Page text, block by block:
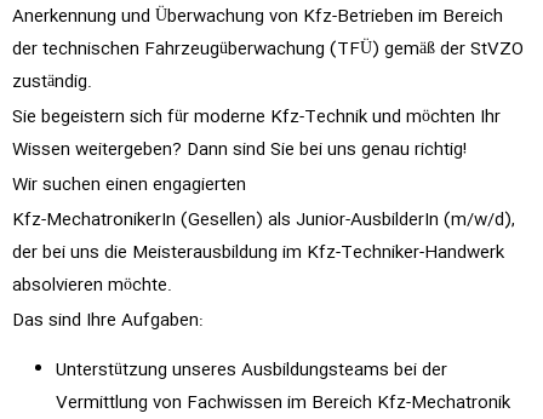
Anerkennung und Überwachung von Kfz-Betrieben im Bereich
der technischen Fahrzeugüberwachung (TFÜ) gemäß der StVZO
zuständig.
Sie begeistern sich für moderne Kfz-Technik und möchten Ihr
Wissen weitergeben? Dann sind Sie bei uns genau richtig!
Wir suchen einen engagierten
Kfz-MechatronikerIn (Gesellen) als Junior-AusbilderIn (m/w/d),
der bei uns die Meisterausbildung im Kfz-Techniker-Handwerk
absolvieren möchte.
Das sind Ihre Aufgaben:
Unterstützung unseres Ausbildungsteams bei der
Vermittlung von Fachwissen im Bereich Kfz-Mechatronik